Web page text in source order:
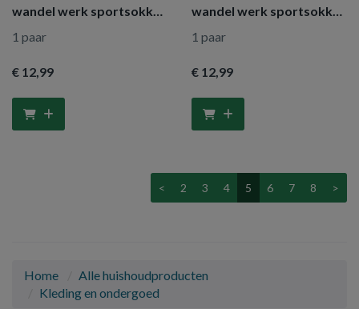
wandel werk sportsokken
maat 43-46
1 paar
€ 12,99
wandel werk sportsokken
maat 39-42
1 paar
€ 12,99
< 2 3 4 5 6 7 8 >
Home
Alle huishoudproducten
Kleding en ondergoed